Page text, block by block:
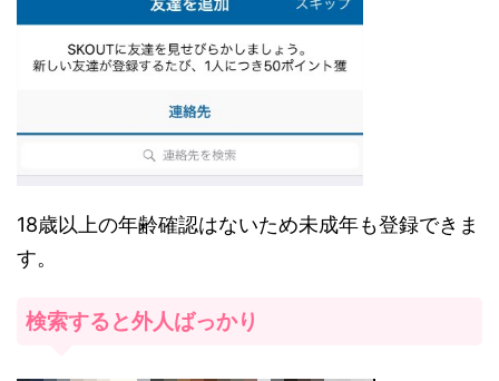
18歳以上の年齢確認はないため未成年も登録できま
す。
検索すると外人ばっかり